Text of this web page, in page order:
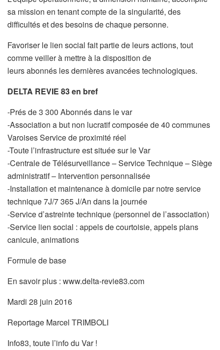
sa mission en tenant compte de la singularité, des
difficultés et des besoins de chaque personne.
Favoriser le lien social fait partie de leurs actions, tout
comme veiller à mettre à la disposition de
leurs abonnés les dernières avancées technologiques.
DELTA REVIE 83 en bref
-Prés de 3 300 Abonnés dans le var
-Association a but non lucratif composée de 40 communes
Varoises Service de proximité réel
-Toute l’infrastructure est située sur le Var
-Centrale de Télésurveillance – Service Technique – Siège
administratif – Intervention personnalisée
-Installation et maintenance à domicile par notre service
technique 7J/7 365 J/An dans la journée
-Service d’astreinte technique (personnel de l’association)
-Service lien social : appels de courtoisie, appels plans
canicule, animations
Formule de base
En savoir plus : www.delta-revie83.com
Mardi 28 juin 2016
Reportage Marcel TRIMBOLI
Info83, toute l’info du Var !